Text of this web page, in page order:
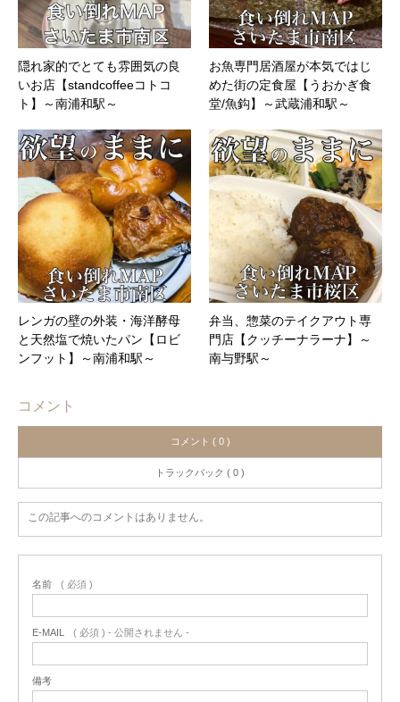
隠れ家的でとても雰囲気の良
いお店【standcoffeeコトコ
ト】～南浦和駅～
お魚専門居酒屋が本気ではじ
めた街の定食屋【うおかぎ食
堂/魚鈎】～武蔵浦和駅～
レンガの壁の外装・海洋酵母
と天然塩で焼いたパン【ロビ
ンフット】～南浦和駅～
弁当、惣菜のテイクアウト専
門店【クッチーナラーナ】～
南与野駅～
コメント
コメント ( 0 )
トラックバック ( 0 )
この記事へのコメントはありません。
名前 ( 必須 )
E-MAIL ( 必須 ) - 公開されません -
備考